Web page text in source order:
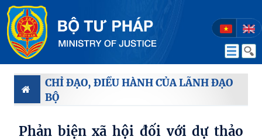
CHỈ ĐẠO, ĐIỀU HÀNH CỦA LÃNH ĐẠO
BỘ
Phản biện xã hội đối với dự thảo